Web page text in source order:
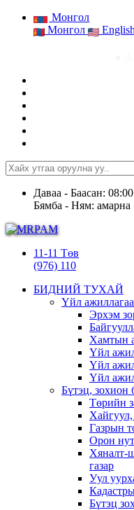
Монгол
Монгол
English
Даваа - Баасан:
Бямба - Ням: амарна
11-11 Төв
(976) 110
БИДНИЙ ТУХАЙ
Үйл
Эрхэм
Хамтын
Үйл
Үйл
Үйл
Бүтэц, зохион
Төрийн
Газрын
Орон
Хяналт-
газар
Уул
Бүтэц